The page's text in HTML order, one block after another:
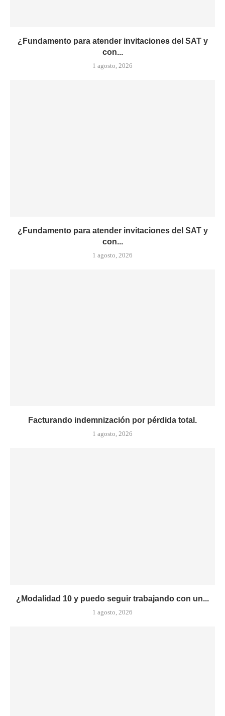
¿Fundamento para atender invitaciones del SAT y
con...
1 agosto, 2026
¿Fundamento para atender invitaciones del SAT y
con...
1 agosto, 2026
Facturando indemnización por pérdida total.
1 agosto, 2026
¿Modalidad 10 y puedo seguir trabajando con un...
1 agosto, 2026